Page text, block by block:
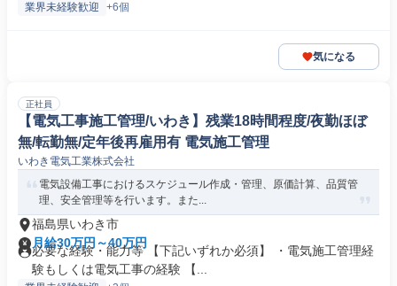
業界未経験歓迎 +6個
気になる
正社員
【電気工事施工管理/いわき】残業18時間程度/夜勤ほぼ
無/転勤無/定年後再雇用有 電気施工管理
いわき電気工業株式会社
電気設備工事におけるスケジュール作成・管理、原価計算、品質管
理、安全管理等を行います。また...
福島県いわき市
月給30万円～40万円
必要な経験・能力等 【下記いずれか必須】 ・電気施工管理経
験もしくは電気工事の経験 【...